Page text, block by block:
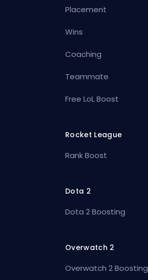
Placement
Wins
Coaching
Teammate
Free LoL Boost
Rocket League
Rank Boost
Dota 2
Dota 2 Boosting
Overwatch 2
Overwatch 2 Boosting